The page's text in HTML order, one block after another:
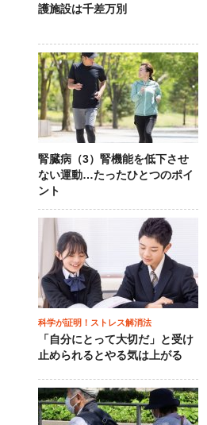
護施設は千差万別
腎臓病（3）腎機能を低下させ
ない運動…たったひとつのポイ
ント
科学が証明！ストレス解消法
「自分にとって大切だ」と受け
止められるとやる気は上がる